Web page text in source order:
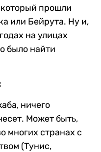
прошли
или Бейрута. Ну и,
на улицах
было найти
ничего
Может быть,
многих странах с
(Тунис,